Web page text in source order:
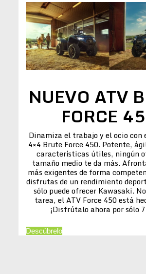
NUEVO ATV
FORCE
Dinamiza el trabajo y el ocio con
4×4 Brute Force 450. Potente,
características útiles, ningún
tamaño medio te da más.
más exigentes de forma
disfrutas de un rendimiento
sólo puede ofrecer Kawasaki.
tarea, el ATV Force 450 está
¡Disfrútalo ahora por sólo
Descúbrelo